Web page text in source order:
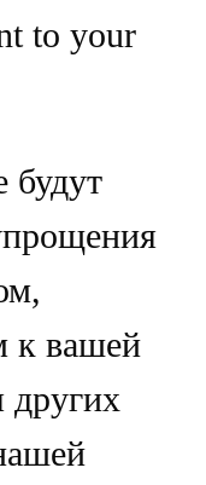
to your
к вашей
других